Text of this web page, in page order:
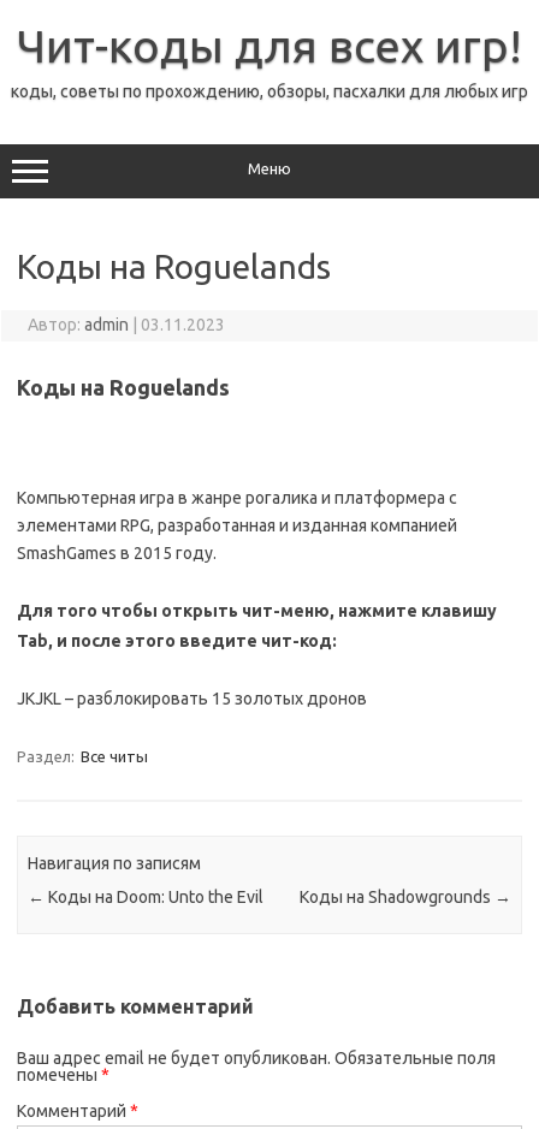
содержимому
Чит-коды для всех игр!
коды, советы по прохождению, обзоры, пасхалки для любых игр
Меню
Коды на Roguelands
Автор: admin 03.11.2023
Коды на Roguelands
Компьютерная игра в жанре рогалика и платформера с
элементами RPG, разработанная и изданная компанией
SmashGames в 2015 году.
Для того чтобы открыть чит-меню, нажмите клавишу
Tab, и после этого введите чит-код:
JKJKL – разблокировать 15 золотых дронов
Раздел: Все читы
Навигация по записям
← Коды на Doom: Unto the Evil Коды на Shadowgrounds →
Добавить комментарий
Ваш адрес email не будет опубликован. Обязательные поля
помечены *
Комментарий *